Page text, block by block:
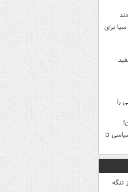
برای
را
تا
از تنگه